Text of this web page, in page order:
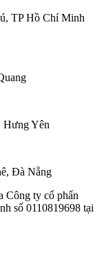
TP Hồ Chí Minh
Hưng Yên
Đà Nẵng
Công ty cổ phẩn
số 0110819698 tại